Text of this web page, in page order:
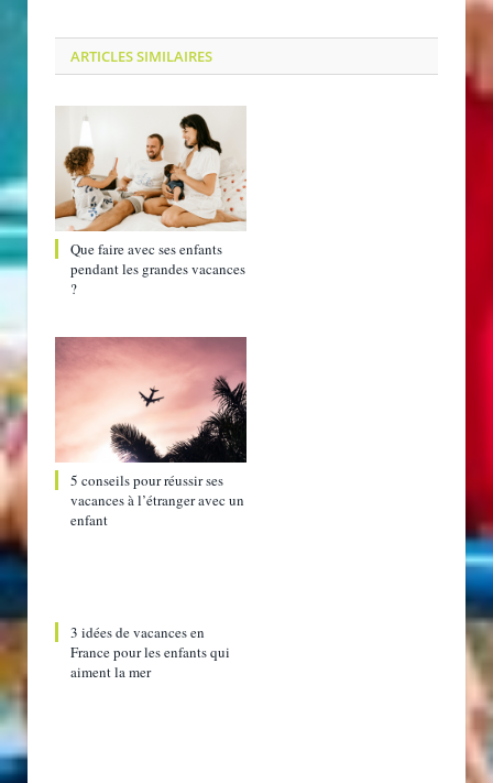
ARTICLES SIMILAIRES
Que faire avec ses enfants
pendant les grandes vacances
?
5 conseils pour réussir ses
vacances à l’étranger avec un
enfant
3 idées de vacances en
France pour les enfants qui
aiment la mer